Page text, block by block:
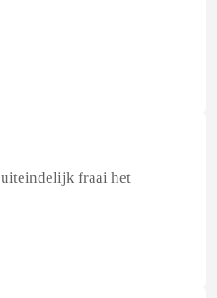
uiteindelijk fraai het